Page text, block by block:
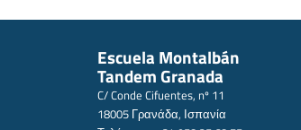
Escuela Montalbán
Tandem Granada
C/ Conde Cifuentes, nº 11
18005 Γρανάδα, Ισπανία